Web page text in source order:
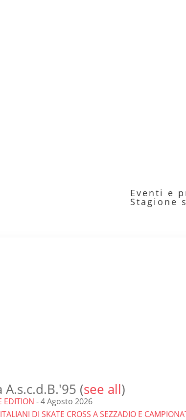
Eventi e
Stagione
(see all)
EDITION - 4 Agosto 2026
DI SKATE CROSS A SEZZADIO E